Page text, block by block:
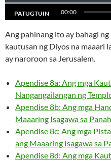
PATUGTUIN 00:00
Ang pahinang ito ay bahagi
kautusan ng Diyos na maaari
ay naroroon sa Jerusalem.
Apendise 8a: Ang mga
Nangangailangan ng
Apendise 8b: Ang mga
Maaaring Isagawa sa
Apendise 8c: Ang mga
ang Maaaring Isagawa sa
Apendise 8d: Ang mga